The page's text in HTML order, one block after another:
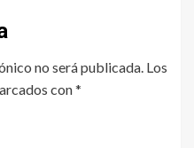
no será publicada. Los
con*